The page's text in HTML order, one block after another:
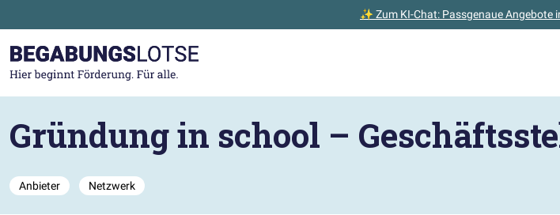
✨ Zum KI-Chat: Passgenaue Angebote
Zur Startseite gehen
Gründung in school –
Anbieter Netzwerk